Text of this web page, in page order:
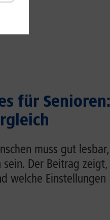
für Senioren:
muss gut lesbar,
Der Beitrag zeigt,
welche Einstellungen